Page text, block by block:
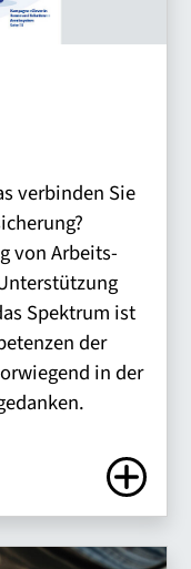
verbinden Sie
von Arbeits-
Spektrum ist
der
in der
Zum Artikel